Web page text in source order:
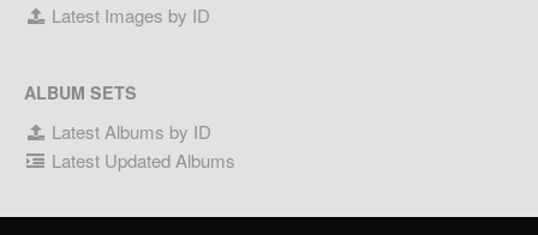
Latest Images by ID
ALBUM SETS
Latest Albums by ID
Latest Updated Albums